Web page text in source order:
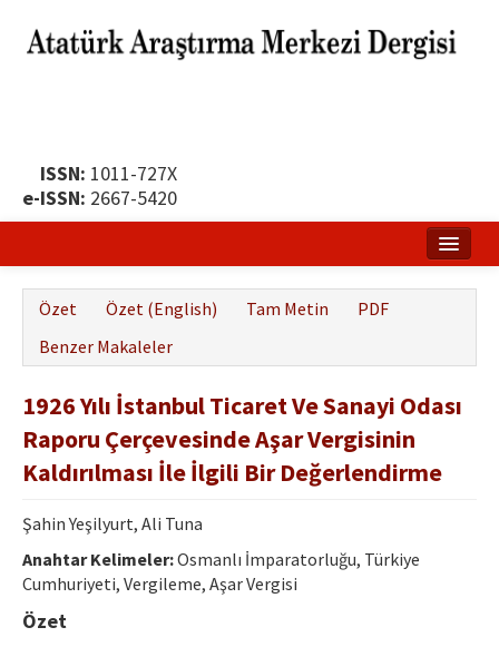
ISSN: 1011-727X
e-ISSN: 2667-5420
Yayın Politikası
Dergi Kurulları
Yayın İlkeleri
Yazar Rehberi
Hakem Rehberi
Özet Özet (English) Tam Metin
PDF
Benzer Makaleler
1926 Yılı İstanbul Ticaret Ve Sanayi Odası
Raporu Çerçevesinde Aşar Vergisinin
Kaldırılması İle İlgili Bir Değerlendirme
Şahin Yeşilyurt, Ali Tuna
Anahtar Kelimeler:Osmanlı İmparatorluğu, Türkiye
Cumhuriyeti, Vergileme, Aşar Vergisi
Özet